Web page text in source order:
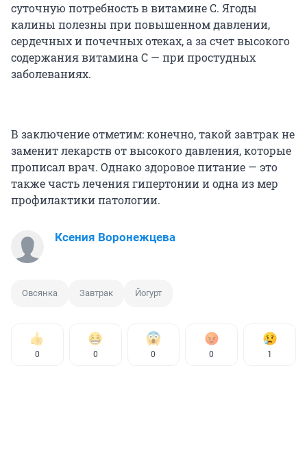
суточную потребность в витамине С. Ягоды
калины полезны при повышенном давлении,
сердечных и почечных отеках, а за счет высокого
содержания витамина С — при простудных
заболеваниях.
В заключение отметим: конечно, такой завтрак не
заменит лекарств от высокого давления, которые
прописал врач. Однако здоровое питание — это
также часть лечения гипертонии и одна из мер
профилактики патологии.
Ксения Воронежцева
Овсянка Завтрак Йогурт
0 0 0 0 1